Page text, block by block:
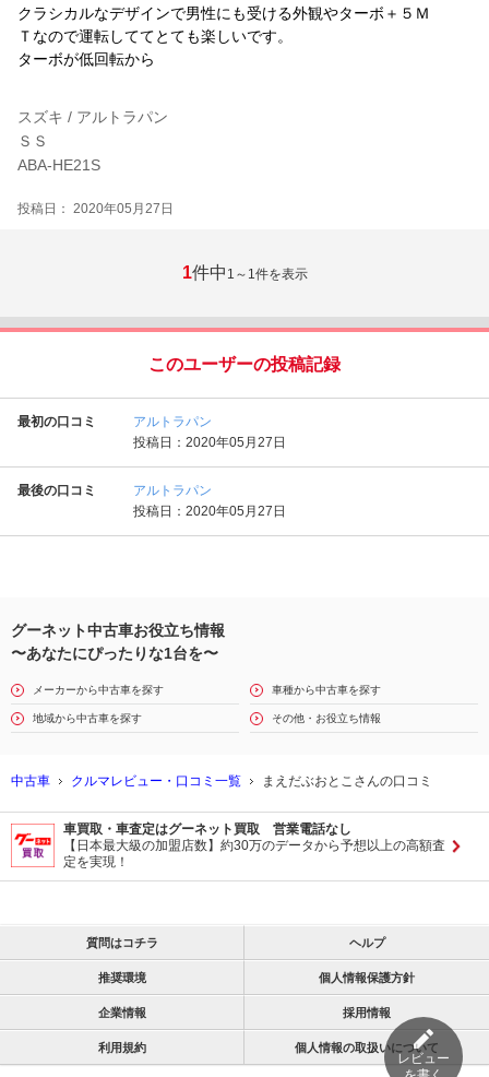
クラシカルなデザインで男性にも受ける外観やターボ＋５Ｍ
Ｔなので運転しててとても楽しいです。
ターボが低回転から
スズキ / アルトラパン
ＳＳ
ABA-HE21S
投稿日： 2020年05月27日
1件中 1～1件を表示
このユーザーの投稿記録
最初の口コミ
アルトラパン
投稿日：2020年05月27日
最後の口コミ
アルトラパン
投稿日：2020年05月27日
レビュー
グーネット中古車お役立ち情報
〜あなたにぴったりな1台を〜
メーカーから中古車を探す 車種から中古車を探す
地域から中古車を探す その他・お役立ち情報
中古車 クルマレビュー・口コミ一覧 まえだぶおとこさんの口コミ
車買取・車査定はグーネット買取 営業電話なし
【日本最大級の加盟店数】約30万のデータから予想以上の高額査
定を実現！
質問はコチラ ヘルプ
推奨環境 個人情報保護方針
企業情報 採用情報
利用規約 個人情報の取扱いについて